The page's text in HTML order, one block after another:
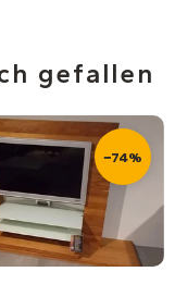
gefallen
−74%